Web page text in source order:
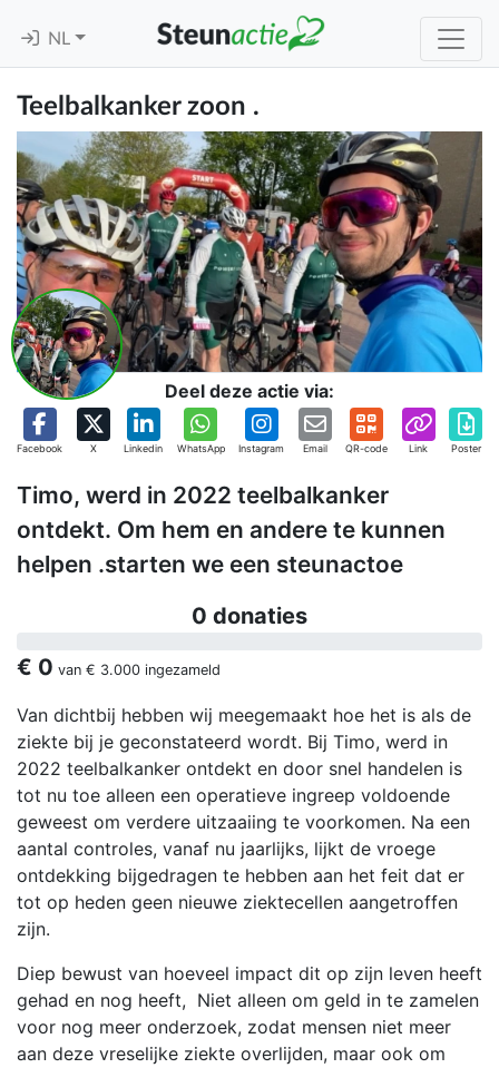
NL
Teelbalkanker zoon .
Deel deze actie via:
Facebook X Linkedin WhatsApp Instagram Email QR-code Link Poster
Timo, werd in 2022 teelbalkanker
ontdekt. Om hem en andere te kunnen
helpen .starten we een steunactoe
0 donaties
€ 0 van € 3.000 ingezameld
Van dichtbij hebben wij meegemaakt hoe het is als de
ziekte bij je geconstateerd wordt. Bij Timo, werd in
2022 teelbalkanker ontdekt en door snel handelen is
tot nu toe alleen een operatieve ingreep voldoende
geweest om verdere uitzaaiing te voorkomen. Na een
aantal controles, vanaf nu jaarlijks, lijkt de vroege
ontdekking bijgedragen te hebben aan het feit dat er
tot op heden geen nieuwe ziektecellen aangetroffen
zijn.
Diep bewust van hoeveel impact dit op zijn leven heeft
gehad en nog heeft, Niet alleen om geld in te zamelen
voor nog meer onderzoek, zodat mensen niet meer
aan deze vreselijke ziekte overlijden, maar ook om